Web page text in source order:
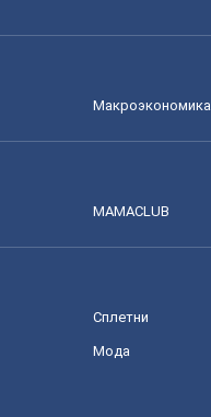
Mакроэкономика
MAMACLUB
Сплетни
Мода